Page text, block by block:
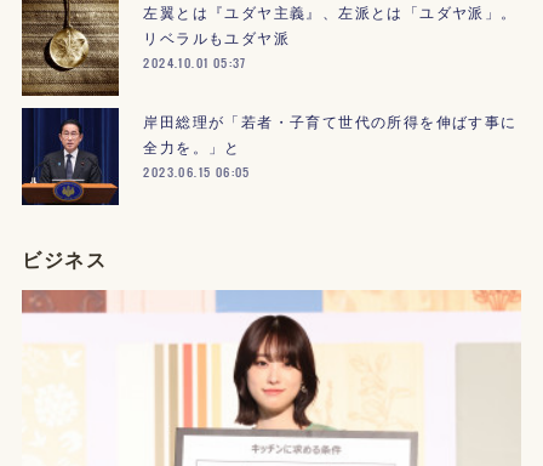
左翼とは『ユダヤ主義』、左派とは「ユダヤ派」。
リベラルもユダヤ派
2024.10.01 05:37
岸田総理が「若者・子育て世代の所得を伸ばす事に
全力を。」と
2023.06.15 06:05
ビジネス